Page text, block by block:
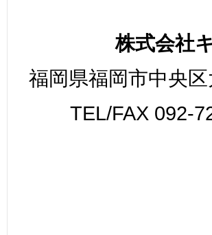
株式会社
福岡県福岡市中央
TEL/FAX 092-